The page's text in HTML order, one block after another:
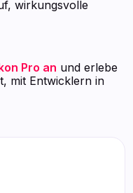
wirkungsvolle
Pro an und erlebe
mit Entwicklern in